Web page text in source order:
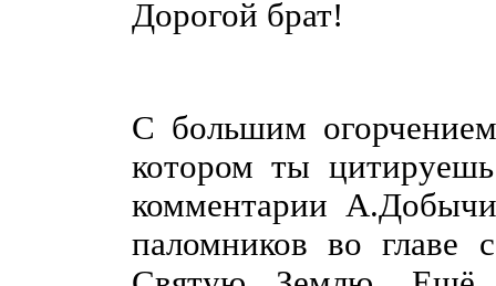
Дорогой брат!
С большим
котором ты
комментарии
паломников во главе